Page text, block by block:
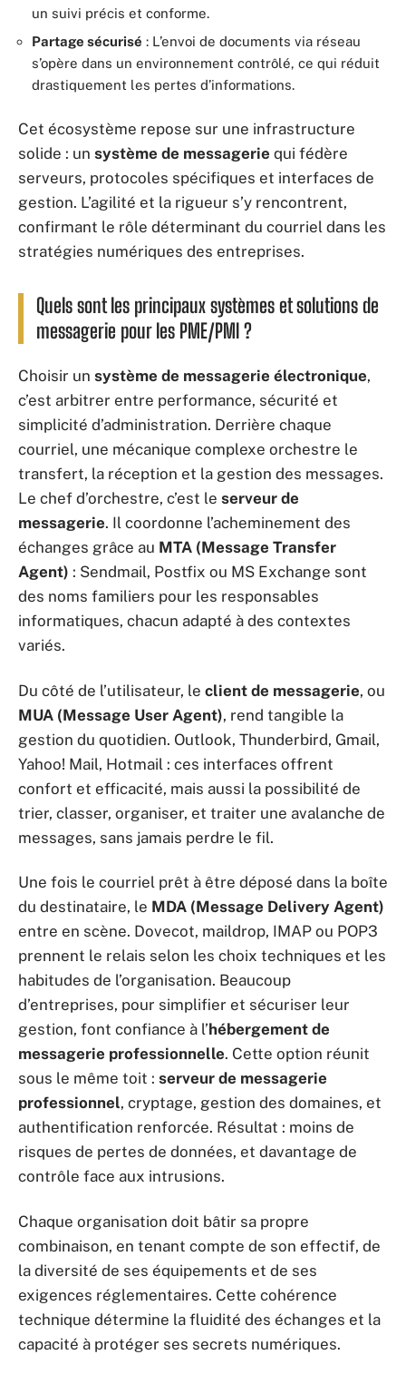
un suivi précis et conforme.
Partage sécurisé : L’envoi de documents via réseau
s’opère dans un environnement contrôlé, ce qui réduit
drastiquement les pertes d’informations.
Cet écosystème repose sur une infrastructure
solide : un système de messagerie qui fédère
serveurs, protocoles spécifiques et interfaces de
gestion. L’agilité et la rigueur s’y rencontrent,
confirmant le rôle déterminant du courriel dans les
stratégies numériques des entreprises.
Quels sont les principaux systèmes et solutions de
messagerie pour les PME/PMI ?
Choisir un système de messagerie électronique,
c’est arbitrer entre performance, sécurité et
simplicité d’administration. Derrière chaque
courriel, une mécanique complexe orchestre le
transfert, la réception et la gestion des messages.
Le chef d’orchestre, c’est le serveur de
messagerie. Il coordonne l’acheminement des
échanges grâce au MTA (Message Transfer
Agent) : Sendmail, Postfix ou MS Exchange sont
des noms familiers pour les responsables
informatiques, chacun adapté à des contextes
variés.
Du côté de l’utilisateur, le client de messagerie, ou
MUA (Message User Agent), rend tangible la
gestion du quotidien. Outlook, Thunderbird, Gmail,
Yahoo! Mail, Hotmail : ces interfaces offrent
confort et efficacité, mais aussi la possibilité de
trier, classer, organiser, et traiter une avalanche de
messages, sans jamais perdre le fil.
Une fois le courriel prêt à être déposé dans la boîte
du destinataire, le MDA (Message Delivery Agent)
entre en scène. Dovecot, maildrop, IMAP ou POP3
prennent le relais selon les choix techniques et les
habitudes de l’organisation. Beaucoup
d’entreprises, pour simplifier et sécuriser leur
gestion, font confiance à l’hébergement de
messagerie professionnelle. Cette option réunit
sous le même toit : serveur de messagerie
professionnel, cryptage, gestion des domaines, et
authentification renforcée. Résultat : moins de
risques de pertes de données, et davantage de
contrôle face aux intrusions.
Chaque organisation doit bâtir sa propre
combinaison, en tenant compte de son effectif, de
la diversité de ses équipements et de ses
exigences réglementaires. Cette cohérence
technique détermine la fluidité des échanges et la
capacité à protéger ses secrets numériques.